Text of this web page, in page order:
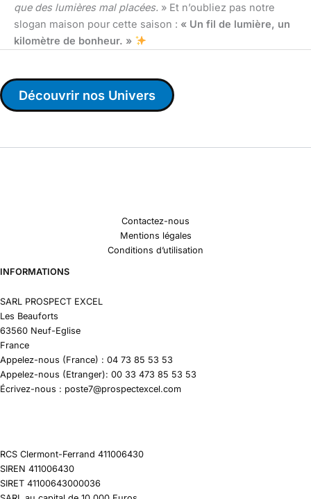
que des lumières mal placées. » Et n’oubliez pas notre
slogan maison pour cette saison : « Un fil de lumière, un
kilomètre de bonheur. »
Découvrir nos Univers
Contactez-nous
Mentions légales
Conditions d’utilisation
INFORMATIONS
SARL PROSPECT EXCEL
Les Beauforts
63560 Neuf-Eglise
France
Appelez-nous (France) : 04 73 85 53 53
Appelez-nous (Etranger): 00 33 473 85 53 53
Écrivez-nous : poste7@prospectexcel.com
RCS Clermont-Ferrand 411006430
SIREN 411006430
SIRET 41100643000036